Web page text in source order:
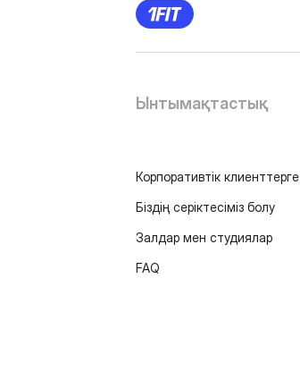
Ынтымақтастық
Корпоративтік клиенттерге
Біздің серіктесіміз болу
Залдар мен студиялар
FAQ